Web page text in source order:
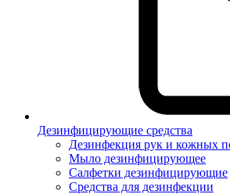
Дезинфицирующие средства
Дезинфекция рук и кожных
Мыло дезинфицирующее
Салфетки дезинфицирующие
Средства для дезинфекции